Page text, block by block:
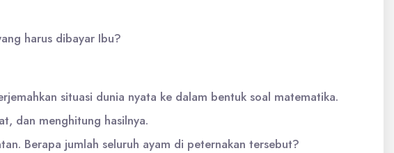
harus dibayar Ibu?
situasi dunia nyata ke dalam bentuk soal matematika.
dan menghitung hasilnya.
Berapa jumlah seluruh ayam di peternakan tersebut?